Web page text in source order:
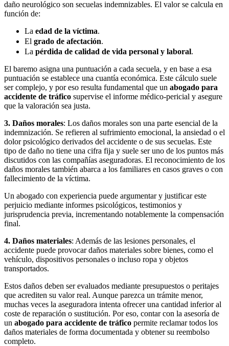
daño neurológico son secuelas indemnizables. El valor se calcula en
función de:
La edad de la víctima.
El grado de afectación.
La pérdida de calidad de vida personal y laboral.
El baremo asigna una puntuación a cada secuela, y en base a esa
puntuación se establece una cuantía económica. Este cálculo suele
ser complejo, y por eso resulta fundamental que un abogado para
accidente de tráfico supervise el informe médico-pericial y asegure
que la valoración sea justa.
3. Daños morales: Los daños morales son una parte esencial de la
indemnización. Se refieren al sufrimiento emocional, la ansiedad o el
dolor psicológico derivados del accidente o de sus secuelas. Este
tipo de daño no tiene una cifra fija y suele ser uno de los puntos más
discutidos con las compañías aseguradoras. El reconocimiento de los
daños morales también abarca a los familiares en casos graves o con
fallecimiento de la víctima.
Un abogado con experiencia puede argumentar y justificar este
perjuicio mediante informes psicológicos, testimonios y
jurisprudencia previa, incrementando notablemente la compensación
final.
4. Daños materiales: Además de las lesiones personales, el
accidente puede provocar daños materiales sobre bienes, como el
vehículo, dispositivos personales o incluso ropa y objetos
transportados.
Estos daños deben ser evaluados mediante presupuestos o peritajes
que acrediten su valor real. Aunque parezca un trámite menor,
muchas veces la aseguradora intenta ofrecer una cantidad inferior al
coste de reparación o sustitución. Por eso, contar con la asesoría de
un abogado para accidente de tráfico permite reclamar todos los
daños materiales de forma documentada y obtener su reembolso
completo.